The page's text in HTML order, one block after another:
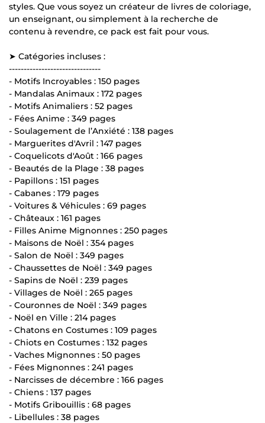
styles. Que vous soyez un créateur de livres de coloriage,
un enseignant, ou simplement à la recherche de
contenu à revendre, ce pack est fait pour vous.
➤ Catégories incluses :
-------------------------------
- Motifs Incroyables : 150 pages
- Mandalas Animaux : 172 pages
- Motifs Animaliers : 52 pages
- Fées Anime : 349 pages
- Soulagement de l’Anxiété : 138 pages
- Marguerites d'Avril : 147 pages
- Coquelicots d'Août : 166 pages
- Beautés de la Plage : 38 pages
- Papillons : 151 pages
- Cabanes : 179 pages
- Voitures & Véhicules : 69 pages
- Châteaux : 161 pages
- Filles Anime Mignonnes : 250 pages
- Maisons de Noël : 354 pages
- Salon de Noël : 349 pages
- Chaussettes de Noël : 349 pages
- Sapins de Noël : 239 pages
- Villages de Noël : 265 pages
- Couronnes de Noël : 349 pages
- Noël en Ville : 214 pages
- Chatons en Costumes : 109 pages
- Chiots en Costumes : 132 pages
- Vaches Mignonnes : 50 pages
- Fées Mignonnes : 241 pages
- Narcisses de décembre : 166 pages
- Chiens : 137 pages
- Motifs Gribouillis : 68 pages
- Libellules : 38 pages